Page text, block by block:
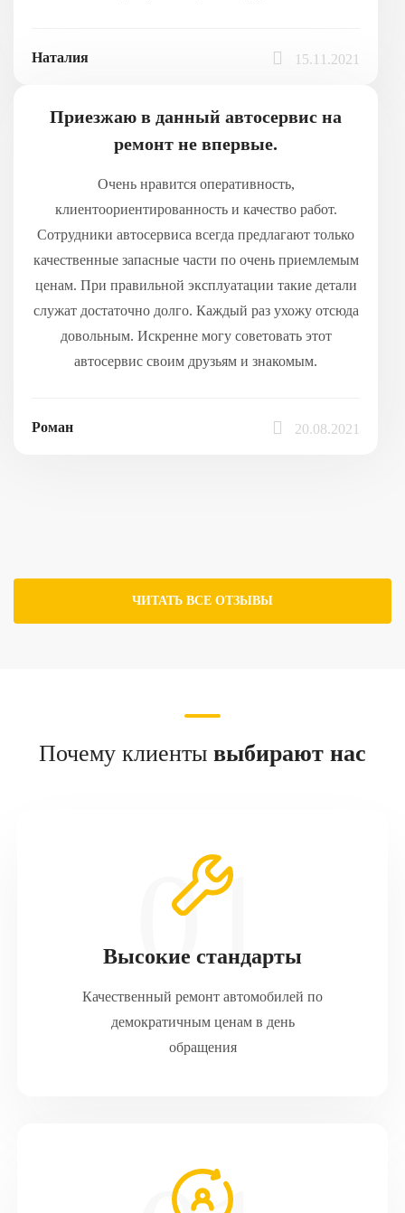
Наталия 15.11.2021
Приезжаю в данный автосервис на
ремонт не впервые.
Очень нравится оперативность,
клиентоориентированность и качество работ.
Сотрудники автосервиса всегда предлагают только
качественные запасные части по очень приемлемым
ценам. При правильной эксплуатации такие детали
служат достаточно долго. Каждый раз ухожу отсюда
довольным. Искренне могу советовать этот
автосервис своим друзьям и знакомым.
Роман 20.08.2021
ЧИТАТЬ ВСЕ ОТЗЫВЫ
Почему клиенты выбирают нас
Высокие стандарты
Качественный ремонт автомобилей по
демократичным ценам в день
обращения